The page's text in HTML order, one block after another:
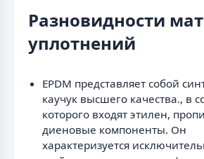
Разновидности
уплотнений
EPDM представляет собой
каучук высшего качества., в
которого входят этилен,
диеновые компоненты. Он
характеризуется